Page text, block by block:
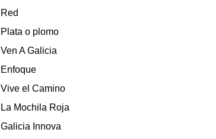
Red
Plata o plomo
Ven A Galicia
Enfoque
Vive el Camino
La Mochila Roja
Galicia Innova